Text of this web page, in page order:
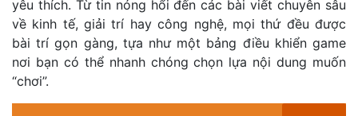
yêu thích. Từ tin nóng hổi đến các bài viết chuyên sâu
về kinh tế, giải trí hay công nghệ, mọi thứ đều được
bài trí gọn gàng, tựa như một bảng điều khiển game
nơi bạn có thể nhanh chóng chọn lựa nội dung muốn
“chơi”.